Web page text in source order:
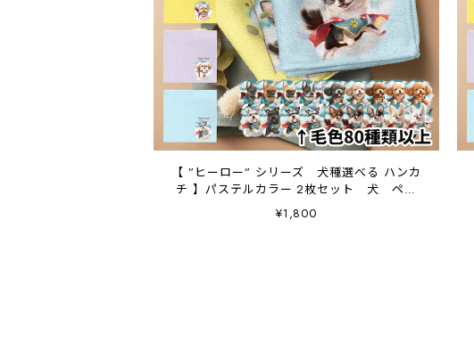
【 ”ヒーロー” シリーズ 犬種選べる ハンカ
チ 】パステルカラー 2枚セット 犬 ペッ
ト うちの子 プレゼント
¥1,800